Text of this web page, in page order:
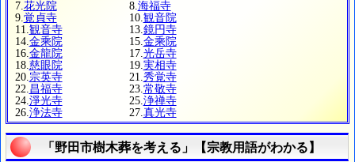
7. 花光院 8. 海福寺
9. 覚貞寺 10. 観音院
11. 観音寺 13. 鏡円寺
14. 金乘院 15. 金乘院
16. 金龍院 17. 光岳寺
18. 慈眼院 19. 実相寺
20. 宗英寺 21. 秀覚寺
22. 昌福寺 23. 常敬寺
24. 淨光寺 25. 浄禅寺
26. 浄法寺 27. 真光寺
「野田市樹木葬を考える」【宗教用語がわかる】